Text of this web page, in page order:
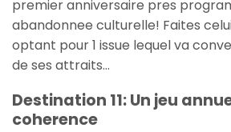
premier anniversaire pres
abandonnee culturelle! Faites
optant pour 1 issue lequel va
de ses attraits…
Destination 11: Un jeu
coherence